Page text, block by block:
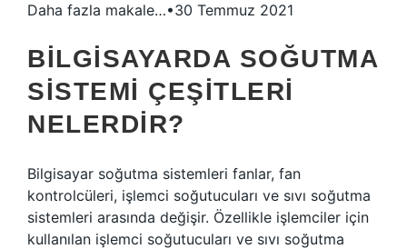
Daha fazla makale…•30 Temmuz 2021
BILGISAYARDA SOĞUTMA
SISTEMI ÇEŞITLERI
NELERDIR?
Bilgisayar soğutma sistemleri fanlar, fan
kontrolcüleri, işlemci soğutucuları ve sıvı soğutma
sistemleri arasında değişir. Özellikle işlemciler için
kullanılan işlemci soğutucuları ve sıvı soğutma